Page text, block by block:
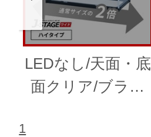
LEDなし/天面・底
面クリア/ブラッ
1